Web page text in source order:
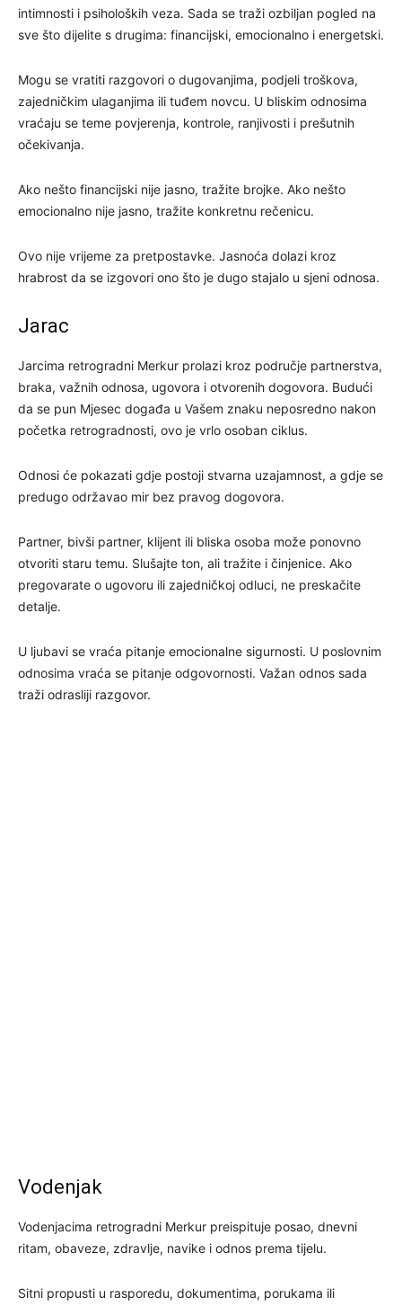
intimnosti i psiholoških veza. Sada se traži ozbiljan pogled na
sve što dijelite s drugima: financijski, emocionalno i energetski.
Mogu se vratiti razgovori o dugovanjima, podjeli troškova,
zajedničkim ulaganjima ili tuđem novcu. U bliskim odnosima
vraćaju se teme povjerenja, kontrole, ranjivosti i prešutnih
očekivanja.
Ako nešto financijski nije jasno, tražite brojke. Ako nešto
emocionalno nije jasno, tražite konkretnu rečenicu.
Ovo nije vrijeme za pretpostavke. Jasnoća dolazi kroz
hrabrost da se izgovori ono što je dugo stajalo u sjeni odnosa.
Jarac
Jarcima retrogradni Merkur prolazi kroz područje partnerstva,
braka, važnih odnosa, ugovora i otvorenih dogovora. Budući
da se pun Mjesec događa u Vašem znaku neposredno nakon
početka retrogradnosti, ovo je vrlo osoban ciklus.
Odnosi će pokazati gdje postoji stvarna uzajamnost, a gdje se
predugo održavao mir bez pravog dogovora.
Partner, bivši partner, klijent ili bliska osoba može ponovno
otvoriti staru temu. Slušajte ton, ali tražite i činjenice. Ako
pregovarate o ugovoru ili zajedničkoj odluci, ne preskačite
detalje.
U ljubavi se vraća pitanje emocionalne sigurnosti. U poslovnim
odnosima vraća se pitanje odgovornosti. Važan odnos sada
traži odrasliji razgovor.
Vodenjak
Vodenjacima retrogradni Merkur preispituje posao, dnevni
ritam, obaveze, zdravlje, navike i odnos prema tijelu.
Sitni propusti u rasporedu, dokumentima, porukama ili